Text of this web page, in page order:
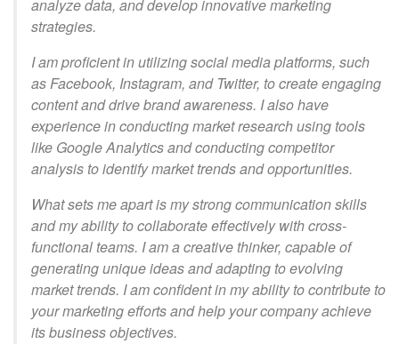
analyze data, and develop innovative marketing
strategies.
I am proficient in utilizing social media platforms, such
as Facebook, Instagram, and Twitter, to create engaging
content and drive brand awareness. I also have
experience in conducting market research using tools
like Google Analytics and conducting competitor
analysis to identify market trends and opportunities.
What sets me apart is my strong communication skills
and my ability to collaborate effectively with cross-
functional teams. I am a creative thinker, capable of
generating unique ideas and adapting to evolving
market trends. I am confident in my ability to contribute to
your marketing efforts and help your company achieve
its business objectives.